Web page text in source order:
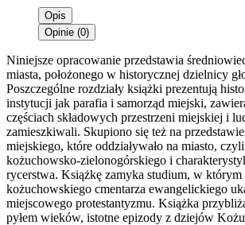
Opis
Opinie (0)
Niniejsze opracowanie przedstawia
miasta, położonego w historycznej dzielnicy
Poszczególne rozdziały książki prezentują
instytucji jak parafia i samorząd miejski,
częściach składowych przestrzeni miejskiej i
zamieszkiwali. Skupiono się też na
miejskiego, które oddziaływało na miasto,
kożuchowsko-zielonogórskiego i
rycerstwa. Książkę zamyka studium, w którym
kożuchowskiego cmentarza ewangelickiego
miejscowego protestantyzmu. Książka
pyłem wieków, istotne epizody z dziejów